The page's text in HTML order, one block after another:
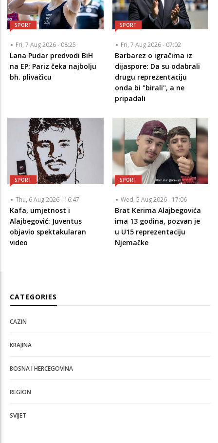
SPORT
Fri, 7 Aug 2026 - 08:25
Lana Pudar predvodi BiH
na EP: Pariz čeka najbolju
bh. plivačicu
SPORT
Fri, 7 Aug 2026 - 07:02
Barbarez o igračima iz
dijaspore: Da su odabrali
drugu reprezentaciju
onda bi "birali", a ne
pripadali
SPORT
Thu, 6 Aug 2026 - 16:47
Kafa, umjetnost i
Alajbegović: Juventus
objavio spektakularan
video
SPORT
Wed, 5 Aug 2026 - 17:06
Brat Kerima Alajbegovića
ima 13 godina, pozvan je
u U15 reprezentaciju
Njemačke
CATEGORIES
CAZIN
KRAJINA
BOSNA I HERCEGOVINA
REGION
SVIJET